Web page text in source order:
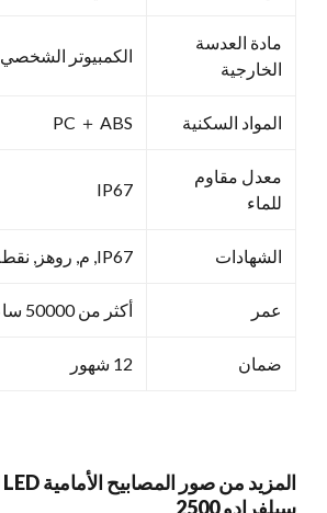
مادة العدسة
الخارجية
الكمبيوتر الشخصي
المواد السكنية PC ＋ ABS
معدل مقاوم
للماء
IP67
الشهادات IP67, م, روهز, نقطة, ساي
عمر أكثر من 50000 ساعة
ضمان 12 شهور
سيلفرادو 2500